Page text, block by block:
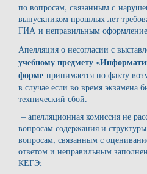
по вопросам, связанным с
выпускником прошлых лет
ГИА и неправильным
Апелляция о несогласии с
учебному предмету
форме принимается по факту
в случае если во время экзамена
технический сбой.
– апелляционная комиссия не
вопросам содержания и
вопросам, связанным с
ответом и неправильным
КЕГЭ;